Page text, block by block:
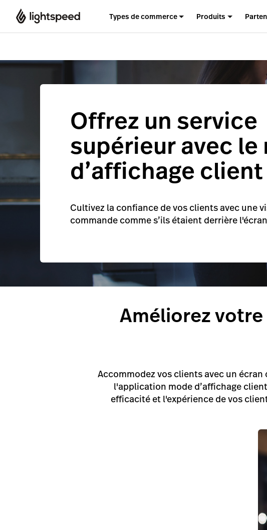
Types de commerce Produits
Offrez un service
supérieur avec le
d’affichage client
Cultivez la confiance de vos clients avec une
commande comme s’ils étaient derrière
Améliorez
Accommodez vos clients avec un
l'application mode d’affichage
efficacité et l'expérience de vos